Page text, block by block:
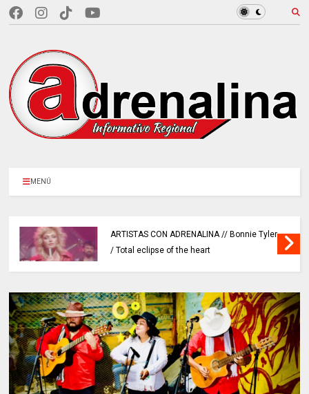
MENÚ
ARTISTAS CON ADRENALINA // Bonnie Tyler
/ Total eclipse of the heart